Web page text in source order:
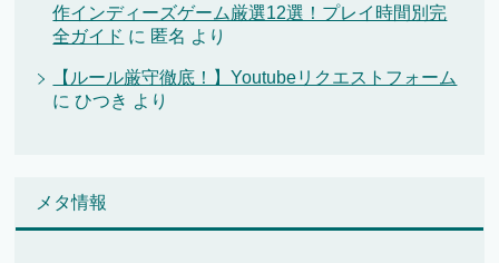
作インディーズゲーム厳選12選！プレイ時間別完
全ガイド に 匿名 より
【ルール厳守徹底！】Youtubeリクエストフォーム
にひつき より
メタ情報